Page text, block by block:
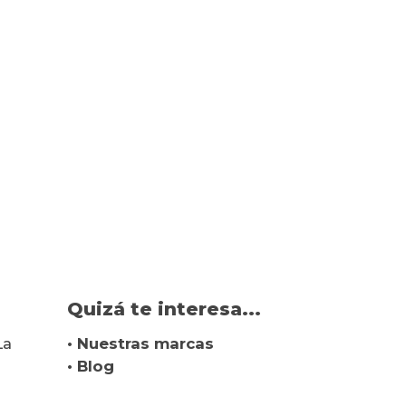
Quizá te interesa...
• Nuestras marcas
• Blog